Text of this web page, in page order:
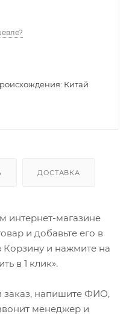
Китай
ДОСТАВКА
интернет-магазине
и добавьте его в
Корзину и нажмите на
в 1 клик».
заказ, напишите ФИО,
менеджер и